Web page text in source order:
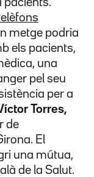
pacients.
metge podria
els pacients,
una
pel seu
per a
Torres,
de
El
una mútua,
de la Salut.